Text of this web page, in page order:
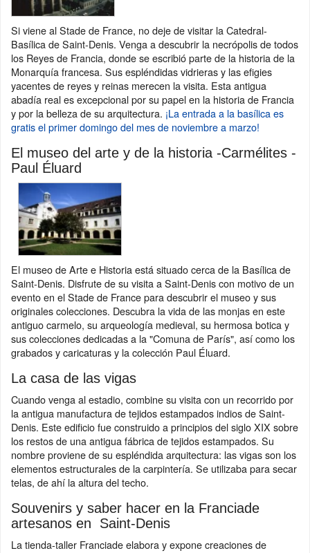
Si viene al Stade de France, no deje de visitar la Catedral-
Basílica de Saint-Denis. Venga a descubrir la necrópolis de todos
los Reyes de Francia, donde se escribió parte de la historia de la
Monarquía francesa. Sus espléndidas vidrieras y las efigies
yacentes de reyes y reinas merecen la visita. Esta antigua
abadía real es excepcional por su papel en la historia de Francia
y por la belleza de su arquitectura. ¡La entrada a la basílica es
gratis el primer domingo del mes de noviembre a marzo!
El museo del arte y de la historia -Carmélites -
Paul Éluard
El museo de Arte e Historia está situado cerca de la Basílica de
Saint-Denis. Disfrute de su visita a Saint-Denis con motivo de un
evento en el Stade de France para descubrir el museo y sus
originales colecciones. Descubra la vida de las monjas en este
antiguo carmelo, su arqueología medieval, su hermosa botica y
sus colecciones dedicadas a la "Comuna de París", así como los
grabados y caricaturas y la colección Paul Éluard.
La casa de las vigas
Cuando venga al estadio, combine su visita con un recorrido por
la antigua manufactura de tejidos estampados indios de Saint-
Denis. Este edificio fue construido a principios del siglo XIX sobre
los restos de una antigua fábrica de tejidos estampados. Su
nombre proviene de su espléndida arquitectura: las vigas son los
elementos estructurales de la carpintería. Se utilizaba para secar
telas, de ahí la altura del techo.
Souvenirs y saber hacer en la Franciade
artesanos en Saint-Denis
La tienda-taller Franciade elabora y expone creaciones de